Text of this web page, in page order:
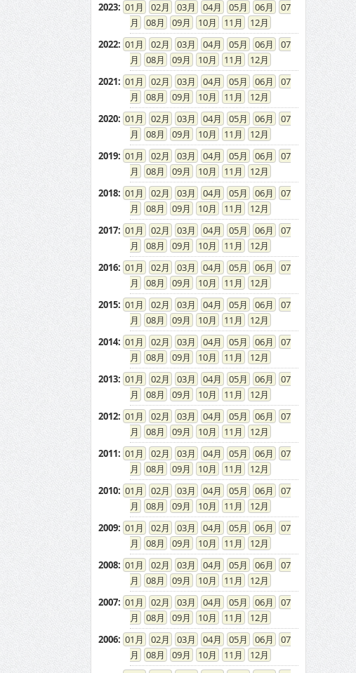
2023: 01 02 03 04 05 06
07
08
09 10 11
12
2022: 01 02 03 04 05 06
07
08
09 10 11
12
2021: 01 02 03 04 05 06
07
08
09 10 11
12
2020: 01 02 03 04 05 06
07
08
09 10 11
12
2019: 01 02 03 04 05 06
07
08
09 10 11
12
2018: 01 02 03 04 05 06
07
08
09 10 11
12
2017: 01 02 03 04 05 06
07
08
09 10 11
12
2016: 01 02 03 04 05 06
07
08
09 10 11
12
2015: 01 02 03 04 05 06
07
08
09 10 11
12
2014: 01 02 03 04 05 06
07
08
09 10 11
12
2013: 01 02 03 04 05 06
07
08
09 10 11
12
2012: 01 02 03 04 05 06
07
08
09 10 11
12
2011: 01 02 03 04 05 06
07
08
09 10 11
12
2010: 01 02 03 04 05 06
07
08
09 10 11
12
2009: 01 02 03 04 05 06
07
08
09 10 11
12
2008: 01 02 03 04 05 06
07
08
09 10 11
12
2007: 01 02 03 04 05 06
07
08
09 10 11
12
2006: 01 02 03 04 05 06
07
08
09 10 11
12